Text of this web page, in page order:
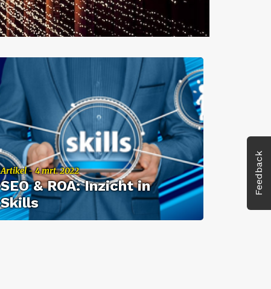
Feedback
Ar­ti­kel - 4 mrt. 2022
SEO & ROA: In­zicht in
Skills